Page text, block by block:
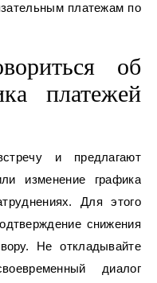
платежам по
об
платежей
и предлагают
изменение графика
Для этого
снижения
Не откладывайте
диалог